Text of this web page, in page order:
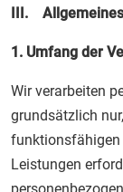
III.
1. Umfang der
Wir verarbeiten
grundsätzlich
funktionsfähigen
Leistungen